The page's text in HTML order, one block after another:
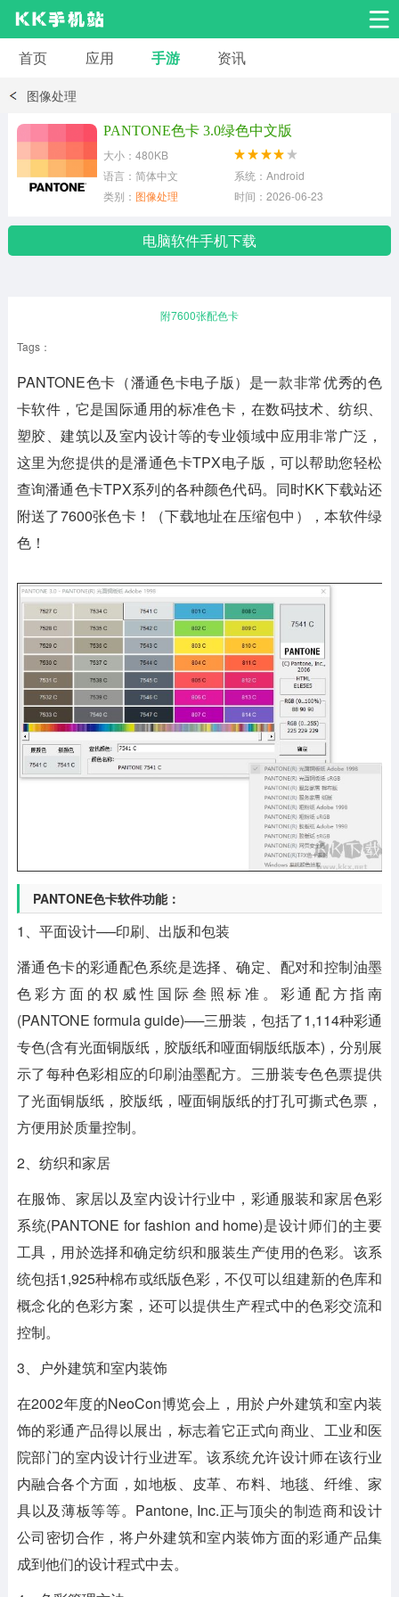
安卓应用
安卓其它
首页 应用 手游 资讯
图像处理
PANTONE色卡 3.0绿色中文版
大小：480KB
语言：简体中文
系统：Android
类别： 图像处理 时间：2026-06-23
电脑软件手机下载
附7600张配色卡
Tags：
PANTONE色卡（潘通色卡电子版）是一款非常优秀的色
卡软件，它是国际通用的标准色卡，在数码技术、纺织、
塑胶、建筑以及室内设计等的专业领域中应用非常广泛，
这里为您提供的是潘通色卡TPX电子版，可以帮助您轻松
查询潘通色卡TPX系列的各种颜色代码。同时KK下载站还
附送了7600张色卡！（下载地址在压缩包中），本软件绿
色！
PANTONE色卡软件功能：
1、平面设计──印刷、出版和包装
潘通色卡的彩通配色系统是选择、确定、配对和控制油墨
色彩方面的权威性国际叁照标准。彩通配方指南
(PANTONE formula guide)──三册装，包括了1,114种彩通
专色(含有光面铜版纸，胶版纸和哑面铜版纸版本)，分别展
示了每种色彩相应的印刷油墨配方。三册装专色色票提供
了光面铜版纸，胶版纸，哑面铜版纸的打孔可撕式色票，
方便用於质量控制。
2、纺织和家居
在服饰、家居以及室内设计行业中，彩通服装和家居色彩
系统(PANTONE for fashion and home)是设计师们的主要
工具，用於选择和确定纺织和服装生产使用的色彩。该系
统包括1,925种棉布或纸版色彩，不仅可以组建新的色库和
概念化的色彩方案，还可以提供生产程式中的色彩交流和
控制。
3、户外建筑和室内装饰
在2002年度的NeoCon博览会上，用於户外建筑和室内装
饰的彩通产品得以展出，标志着它正式向商业、工业和医
院部门的室内设计行业进军。该系统允许设计师在该行业
内融合各个方面，如地板、皮革、布料、地毯、纤维、家
具以及薄板等等。Pantone, Inc.正与顶尖的制造商和设计
公司密切合作，将户外建筑和室内装饰方面的彩通产品集
成到他们的设计程式中去。